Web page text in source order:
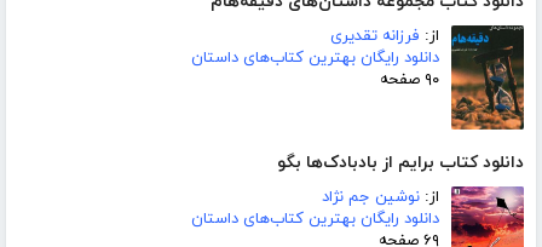
از: فرزانه تقدیری
دانلود رایگان بهترین کتاب‌های داستان
۹۰ صفحه
دانلود کتاب برایم از بادبادک‌ها بگو
از: نوشین جم نژاد
دانلود رایگان بهترین کتاب‌های داستان
۶۹ صفحه